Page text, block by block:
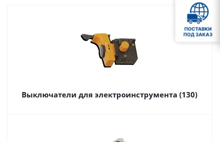
Выключатели для электроинструмента (130)